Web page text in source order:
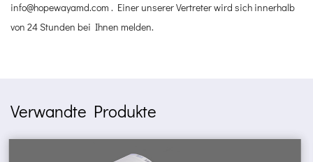
info@hopewayamd.com . Einer unserer Vertreter wird sich innerhalb
von 24 Stunden bei Ihnen melden.
Verwandte Produkte